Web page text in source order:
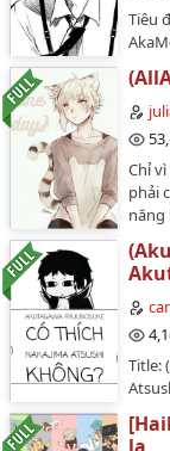
Tiêu
Chỉ
phải
năng
nhìn
đó.…
Title:
tự ti